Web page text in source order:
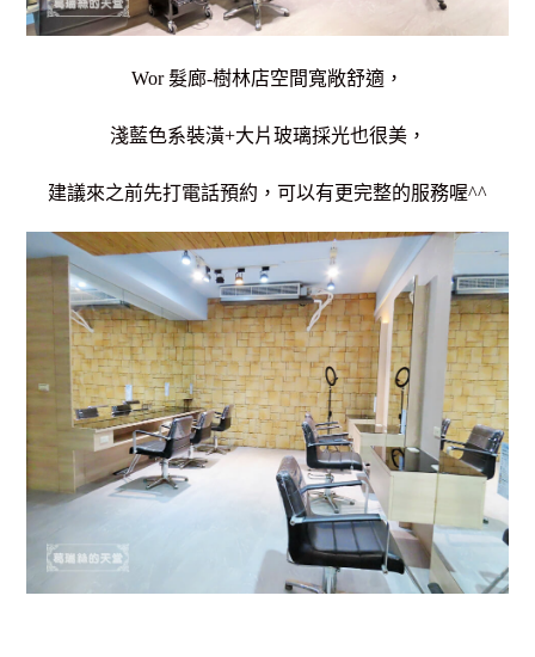
Wor 髮廊-樹林店空間寬敞舒適，
淺藍色系裝潢+大片玻璃採光也很美，
建議來之前先打電話預約，可以有更完整的服務喔^^